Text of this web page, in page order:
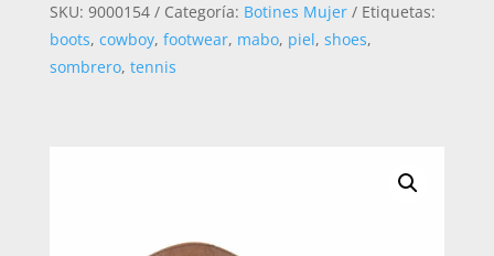
CANTIDAD
SKU: 9000154 Categoría: Botines Mujer
Etiquetas:
boots, cowboy, footwear, mabo, piel, shoes,
sombrero, tennis